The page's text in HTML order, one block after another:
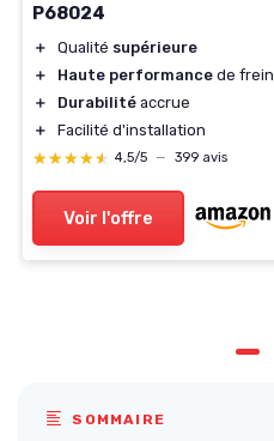
P68024
＋ Qualité supérieure
＋
Haute performance de
＋
Durabilité accrue
＋
Facilité d'installation
★★★★★
★★★★★ 4,5/5 — 399 avis
Voir l'offre
SOMMAIRE